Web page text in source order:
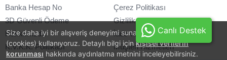
Size daha iyi bir alışveriş deneyimi sunabilmek için, çerezler
(cookies) kullanıyoruz. Detaylı bilgi için kişisel verilerin
korunması hakkında aydınlatma metnini inceleyebilirsiniz.
Banka Hesap No
Çerez Politikası
3D Güvenli Ödeme
Gizlilik Politikası
Hakkımızda
İade ve Değişim
K.V.K.K. Politikası
Müşteri Hizmetleri
Canlı Destek